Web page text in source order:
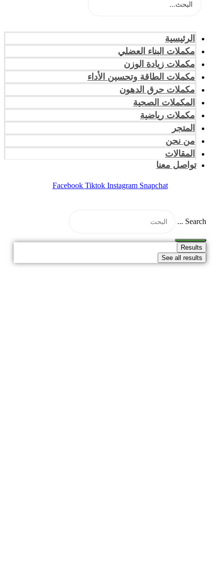
الرئيسية
مكملات البناء العضلي
مكملات زيادة الوزن
مكملات الطاقة وتحسين الأداء
مكملات حرق الدهون
المكملات الصحية
مكملات رياضية
المتجر
من نحن
المقالات
تواصل معنا
Facebook Tiktok Instagram Snapchat
Search ...
Results
See all results